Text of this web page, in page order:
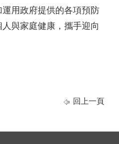
用政府提供的各項預防
與家庭健康，攜手迎向
回上一頁